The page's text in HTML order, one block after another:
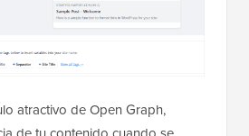
atractivo de Open Graph,